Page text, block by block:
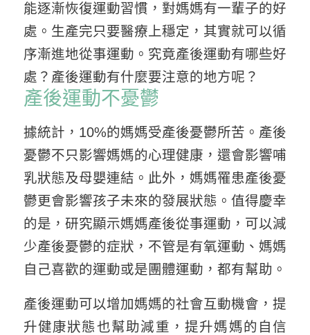
能逐漸恢復運動習慣，對媽媽有一輩子的好
處。生產完只要醫療上穩定，其實就可以循
序漸進地從事運動。究竟產後運動有哪些好
處？產後運動有什麼要注意的地方呢？
產後運動不憂鬱
據統計，10%的媽媽受產後憂鬱所苦。產後
憂鬱不只影響媽媽的心理健康，還會影響哺
乳狀態及母嬰連結。此外，媽媽罹患產後憂
鬱更會影響孩子未來的發展狀態。值得慶幸
的是，研究顯示媽媽產後從事運動，可以減
少產後憂鬱的症狀，不管是有氧運動、媽媽
自己喜歡的運動或是團體運動，都有幫助。
產後運動可以增加媽媽的社會互動機會，提
升健康狀態也幫助減重，提升媽媽的自信